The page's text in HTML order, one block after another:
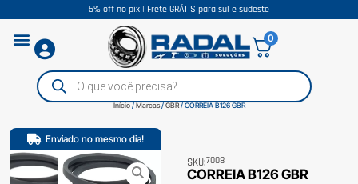
5% off no pix | Frete GRÁTIS para sul e sudeste
0
Início/Marcas/GBR/ CORREIA B126 GBR
Enviado no mesmo dia!
SKU:7008
CORREIA B126 GBR